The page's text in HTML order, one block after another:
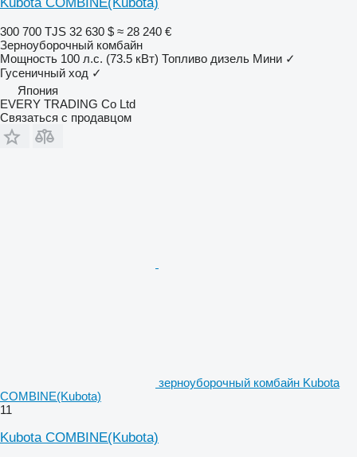
300 700 TJS 32 630 $ ≈ 28 240 €
Зерноуборочный комбайн
Мощность 100 л.с. (73.5 кВт) Топливо дизель Мини ✓
Гусеничный ход ✓
Япония
EVERY TRADING Co Ltd
Связаться с продавцом
зерноуборочный комбайн Kubota
COMBINE(Kubota)
11
Kubota COMBINE(Kubota)